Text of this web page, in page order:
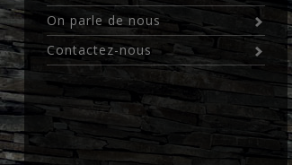
On parle de nous
Contactez-nous